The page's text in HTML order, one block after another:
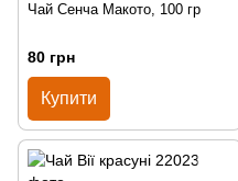
Чай Сенча Макото, 100 гр
80 грн
Купити